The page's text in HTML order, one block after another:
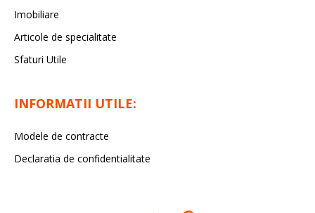
Imobiliare
Articole de specialitate
Sfaturi Utile
INFORMATII UTILE:
Modele de contracte
Declaratia de confidentialitate